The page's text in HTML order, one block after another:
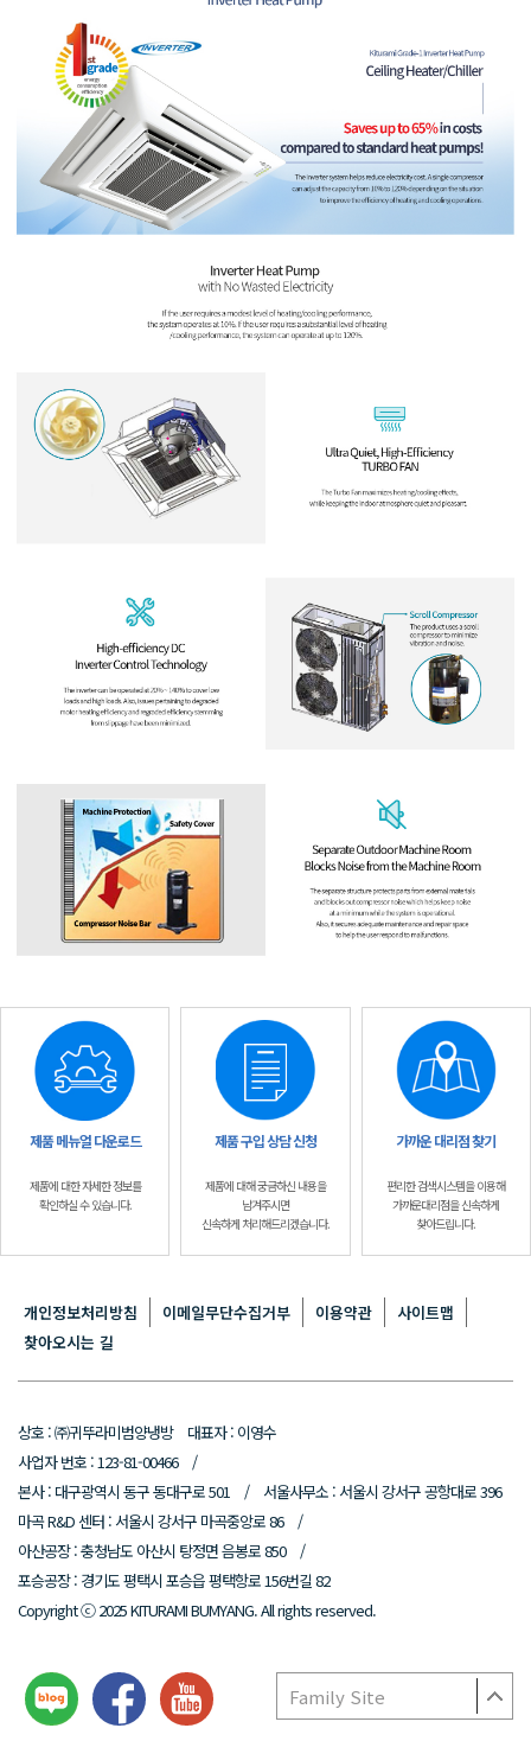
제품 메뉴얼 다운로드
제품에 대한 자세한 정보를
확인하실 수 있습니다.
제품 구입 상담 신청
제품에 대해 궁금하신 내용을
남겨주시면
신속하게 처리해드리겠습니다.
가까운 대리점 찾기
편리한 검색시스템을 이용해
가까운대리점을 신속하게
찾아드립니다.
개인정보처리방침 이메일무단수집거부 이용약관
사이트맵
찾아오시는 길
상호 : ㈜귀뚜라미범양냉방 대표자 : 이영수
사업자 번호 : 123-81-00466 /
본사 : 대구광역시 동구 동대구로 501 / 서울사무소 : 서울시 강서구 공항대로 396
마곡 R&D 센터 : 서울시 강서구 마곡중앙로 86 /
아산공장 : 충청남도 아산시 탕정면 음봉로 850 /
포승공장 : 경기도 평택시 포승읍 평택항로 156번길 82
Copyright ⓒ 2025 KITURAMI BUMYANG. All rights reserved.
Family Site